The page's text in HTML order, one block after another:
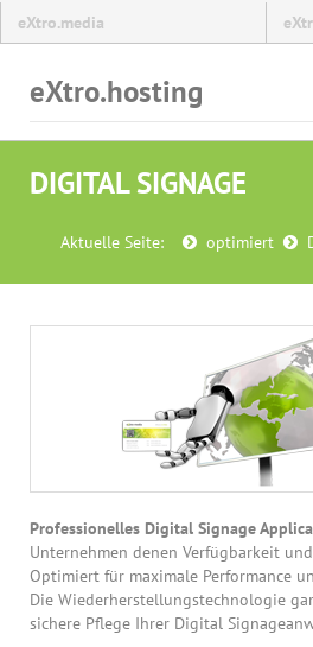
eXtro.media
eXtro.hosting
DIGITAL SIGNAGE
Aktuelle Seite: optimiert
Professionelles Digital Signage
Unternehmen denen Verfügbarkeit
Optimiert für maximale Performance
Die Wiederherstellungstechnologie
sichere Pflege Ihrer Digital